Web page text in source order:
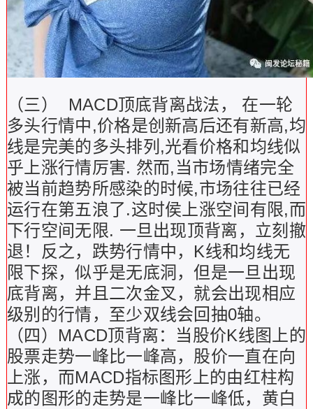
（三） MACD顶底背离战法， 在一轮
多头行情中,价格是创新高后还有新高,均
线是完美的多头排列,光看价格和均线似
乎上涨行情厉害. 然而,当市场情绪完全
被当前趋势所感染的时候,市场往往已经
运行在第五浪了.这时侯上涨空间有限,而
下行空间无限. 一旦出现顶背离，立刻撤
退！反之，跌势行情中，K线和均线无
限下探，似乎是无底洞，但是一旦出现
底背离，并且二次金叉，就会出现相应
级别的行情，至少双线会回抽0轴。
（四）MACD顶背离：当股价K线图上的
股票走势一峰比一峰高，股价一直在向
上涨，而MACD指标图形上的由红柱构
成的图形的走势是一峰比一峰低，黄白